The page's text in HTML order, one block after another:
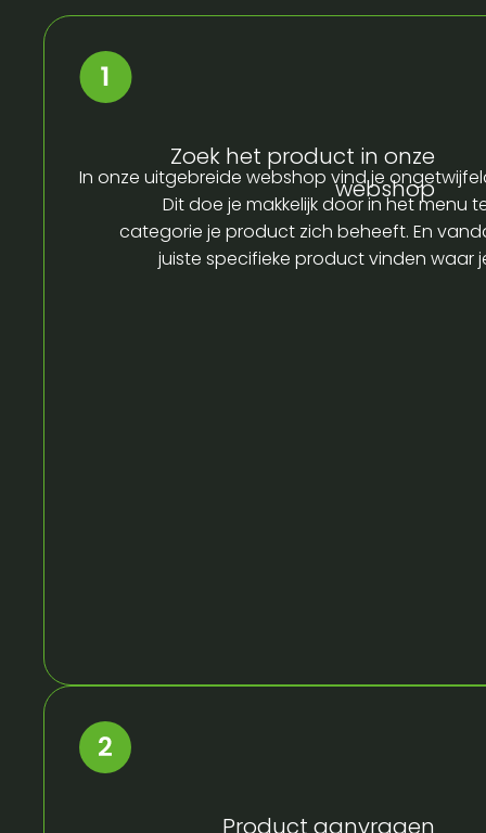
Zoek het product in onze
webshop
In onze uitgebreide webshop vind je
Dit doe je makkelijk door in het menu
categorie je product zich beheeft. En
juiste specifieke product vinden waar
Product aanvragen